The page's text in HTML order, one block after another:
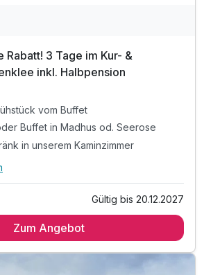
Rabatt! 3 Tage im Kur- &
inkl. Halbpension
vom Buffet
Buffet in Madhus od. Seerose
in unserem Kaminzimmer
vom Buffet
Gültig bis 20.12.2027
Zum Angebot